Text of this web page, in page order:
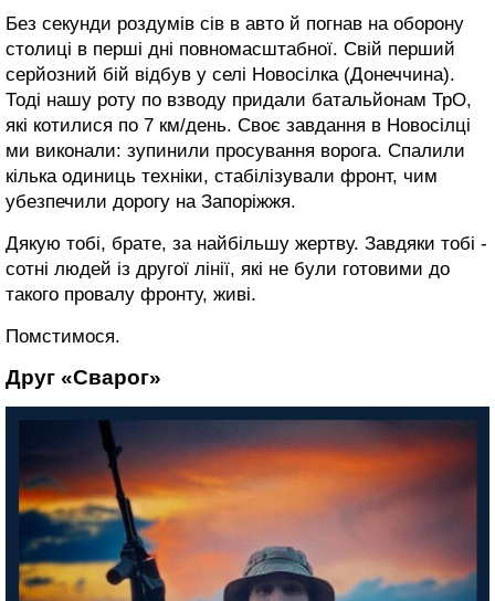
Без секунди роздумів сів в авто й погнав на оборону
столиці в перші дні повномасштабної. Свій перший
серйозний бій відбув у селі Новосілка (Донеччина).
Тоді нашу роту по взводу придали батальйонам ТрО,
які котилися по 7 км/день. Своє завдання в Новосілці
ми виконали: зупинили просування ворога. Спалили
кілька одиниць техніки, стабілізували фронт, чим
убезпечили дорогу на Запоріжжя.
Дякую тобі, брате, за найбільшу жертву. Завдяки тобі -
сотні людей із другої лінії, які не були готовими до
такого провалу фронту, живі.
Помстимося.
Друг «Сварог»